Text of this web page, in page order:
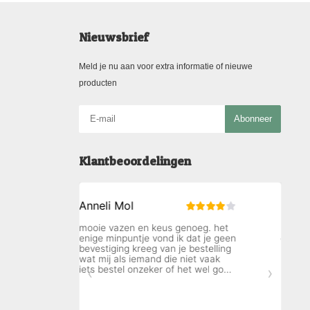
Nieuwsbrief
Meld je nu aan voor extra informatie of nieuwe
producten
Abonneer
Klantbeoordelingen